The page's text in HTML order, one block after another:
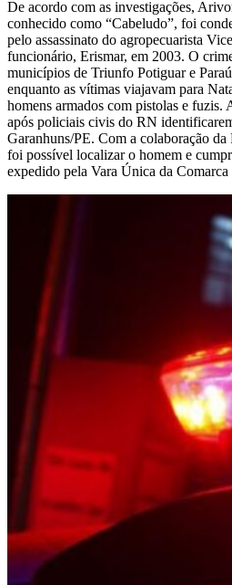
De acordo com as investigações,
conhecido como “Cabeludo”, foi
pelo assassinato do agropecuarista
funcionário, Erismar, em 2003. O
municípios de Triunfo Potiguar e
enquanto as vítimas viajavam para
homens armados com pistolas e
após policiais civis do RN
Garanhuns/PE. Com a colaboração
foi possível localizar o homem e
expedido pela Vara Única da